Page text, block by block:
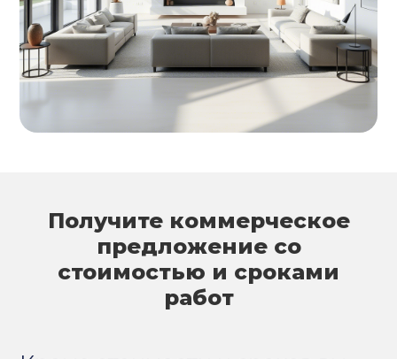
Получите коммерческое
предложение со
стоимостью и сроками
работ